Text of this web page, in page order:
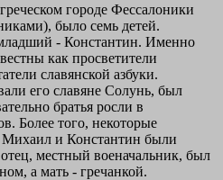
городе Фессалоники
было семь детей.
- Константин. Именно
как просветители
славянской азбуки.
его славяне Солунь, был
братья росли в
Более того, некоторые
Михаил и Константин были
местный военачальник, был
а мать - гречанкой.